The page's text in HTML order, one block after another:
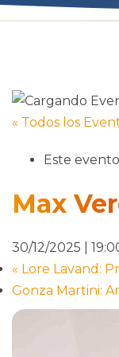
« Todos los
Este
Max
30/12/2025 |
« Lore Lavand:
Gonza Martini: